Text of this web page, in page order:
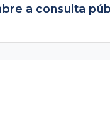
a consulta